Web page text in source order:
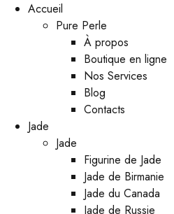
Accueil
Pure Perle
À propos
Boutique en ligne
Nos Services
Blog
Contacts
Jade
Jade
Figurine de Jade
Jade de Birmanie
Jade du Canada
Jade de Russie